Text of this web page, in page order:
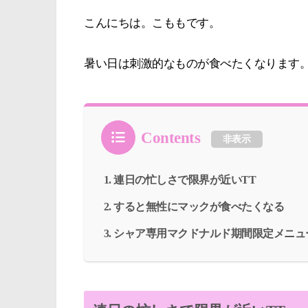
こんにちは。こももです。
暑い日は刺激的なものが食べたくなります
Contents 非表示
連日の忙しさで限界が近いTT
すると無性にマックが食べたくなる
シャア専用マクドナルド期間限定メニュ